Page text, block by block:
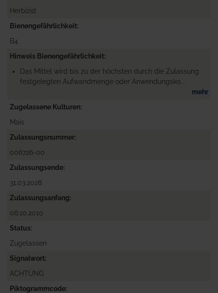
Herbizid
Bienengefährlichkeit
B4
Hinweis Bienengefährlichkeit
Das Mittel wird bis zu der höchsten durch die Zulassung
festgelegten Aufwandmenge oder Anwendungsko...
mehr
Zugelassene Kulturen
Mais
Zulassungsnummer
006726-00
Zulassungsende
31.03.2028
Zulassungsanfang
06.10.2010
Status
Zugelassen
Signalwort
ACHTUNG
Piktogrammcode